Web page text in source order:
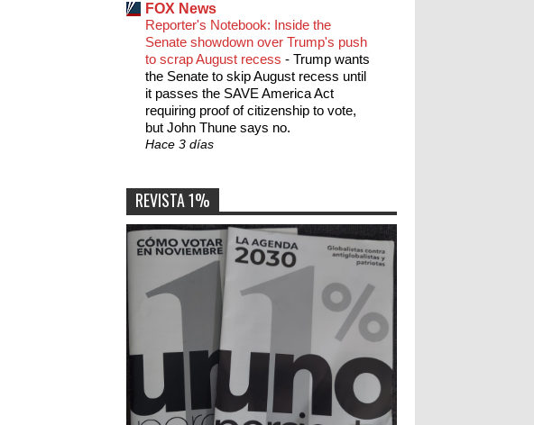
FOX News
Reporter's Notebook: Inside the
Senate showdown over Trump's push
to scrap August recess - Trump wants
the Senate to skip August recess until
it passes the SAVE America Act
requiring proof of citizenship to vote,
but John Thune says no.
Hace 3 días
REVISTA 1%